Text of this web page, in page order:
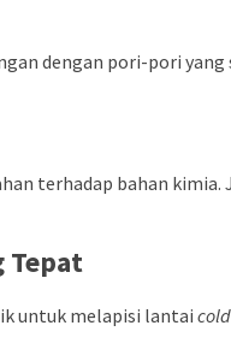
dengan pori-pori
terhadap bahan
Tepat
untuk melapisi lantai